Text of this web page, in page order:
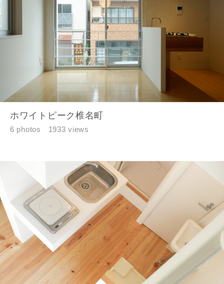
ホワイトピーク椎名町
6 photos 1933 views